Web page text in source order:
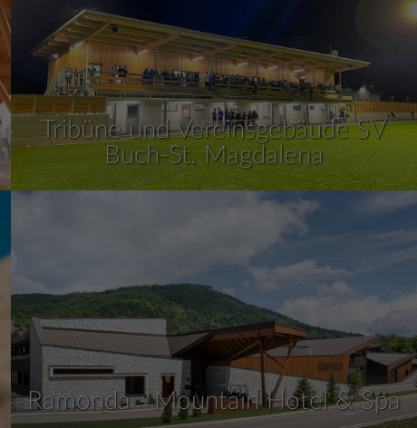
Tribüne und Vereinsgebäude SV
Buch-St. Magdalena
Ramonda - Mountain Hotel & Spa